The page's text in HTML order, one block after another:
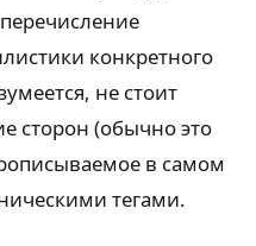
конкретного
не стоит
сторон (обычно это
в самом
тегами.